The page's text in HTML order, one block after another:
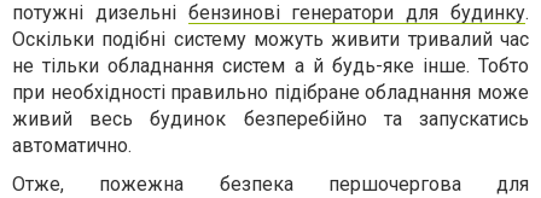
потужні дизельні бензинові генератори для будинку.
Оскільки подібні систему можуть живити тривалий час
не тільки обладнання систем а й будь-яке інше. Тобто
при необхідності правильно підібране обладнання може
живий весь будинок безперебійно та запускатись
автоматично.
Отже, пожежна безпека першочергова для